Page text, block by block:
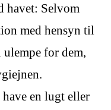
havet: Selvom
med hensyn til
for dem,
en lugt eller